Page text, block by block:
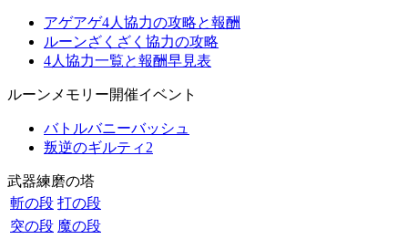
アゲアゲ4人協力の攻略と報酬
ルーンざくざく協力の攻略
4人協力一覧と報酬早見表
ルーンメモリー開催イベント
バトルバニーバッシュ
叛逆のギルティ2
武器練磨の塔
斬の段 打の段
突の段 魔の段